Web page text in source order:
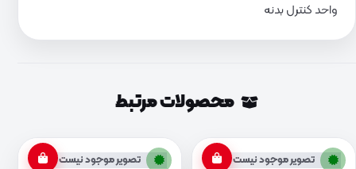
واحد کنترل بدنه
محصولات مرتبط
تصویر موجود نیست تصویر موجود نیست